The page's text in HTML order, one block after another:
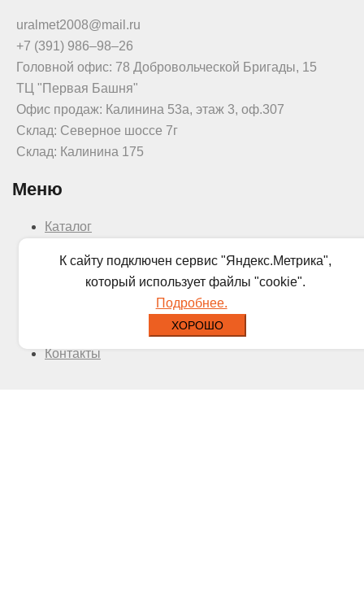
uralmet2008@mail.ru
+7 (391) 986‒98‒26
Головной офис: 78 Добровольческой Бригады, 15
ТЦ "Первая Башня"
Офис продаж: Калинина 53а, этаж 3, оф.307
Склад: Северное шоссе 7г
Склад: Калинина 175
Меню
Каталог
О нас
Доставка
Контакты
К сайту подключен сервис "Яндекс.Метрика",
который использует файлы "cookie".
Подробнее.
ХОРОШО